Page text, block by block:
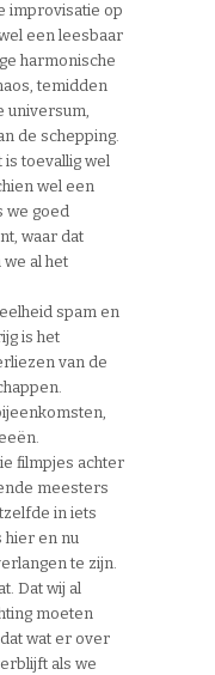
improvisatie op
een leesbaar
harmonische
temidden
universum,
de schepping.
is toevallig wel
wel een
we goed
waar dat
al het
spam en
is het
van de
filmpjes achter
meesters
in iets
hier en nu
te zijn.
Dat wij al
moeten
wat er over
als we